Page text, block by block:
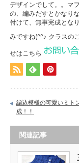
デザインでして。。マ
の、編みだすとかなり
付けて、無事完成とな
みですね(^^♪ クラスの
せはこちら
編込模様の可愛いミト
成！！
関連記事